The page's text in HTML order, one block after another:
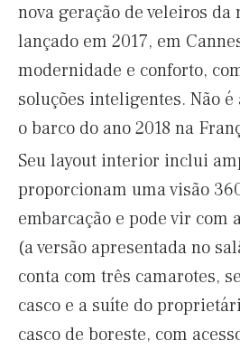
nova geração de veleiros da
lançado em 2017, em
modernidade e conforto,
soluções inteligentes. Não
o barco do ano 2018 na
Seu layout interior inclui
proporcionam uma visão
embarcação e pode vir com
(a versão apresentada no
conta com três camarotes,
casco e a suíte do
casco de boreste, com